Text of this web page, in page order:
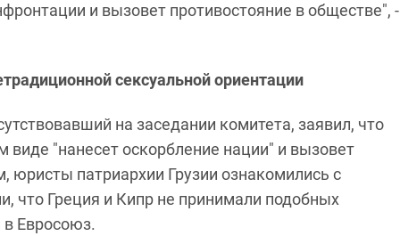
и вызовет противостояние в обществе", -
сексуальной ориентации
на заседании комитета, заявил, что
виде "нанесет оскорбление нации" и вызовет
юристы патриархии Грузии ознакомились с
что Греция и Кипр не принимали подобных
в Евросоюз.